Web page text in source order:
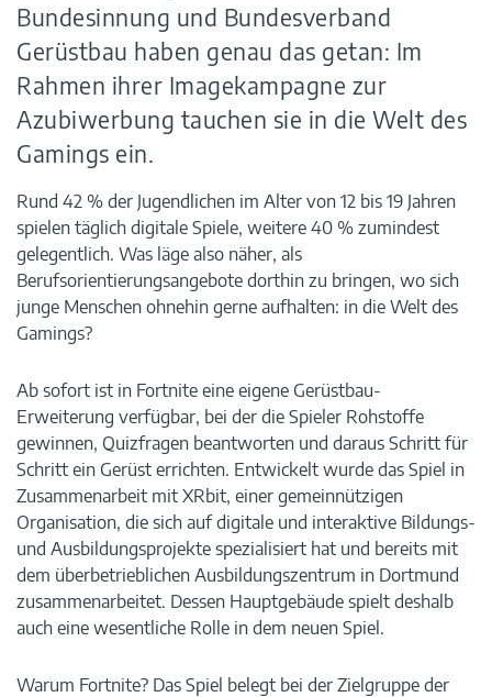
Bundesinnung und Bundesverband
Gerüstbau haben genau das getan: Im
Rahmen ihrer Imagekampagne zur
Azubiwerbung tauchen sie in die Welt des
Gamings ein.
Rund 42 % der Jugendlichen im Alter von 12 bis 19 Jahren
spielen täglich digitale Spiele, weitere 40 % zumindest
gelegentlich. Was läge also näher, als
Berufsorientierungsangebote dorthin zu bringen, wo sich
junge Menschen ohnehin gerne aufhalten: in die Welt des
Gamings?
Ab sofort ist in Fortnite eine eigene Gerüstbau-
Erweiterung verfügbar, bei der die Spieler Rohstoffe
gewinnen, Quizfragen beantworten und daraus Schritt für
Schritt ein Gerüst errichten. Entwickelt wurde das Spiel in
Zusammenarbeit mit XRbit, einer gemeinnützigen
Organisation, die sich auf digitale und interaktive Bildungs-
und Ausbildungsprojekte spezialisiert hat und bereits mit
dem überbetrieblichen Ausbildungszentrum in Dortmund
zusammenarbeitet. Dessen Hauptgebäude spielt deshalb
auch eine wesentliche Rolle in dem neuen Spiel.
Warum Fortnite? Das Spiel belegt bei der Zielgruppe der